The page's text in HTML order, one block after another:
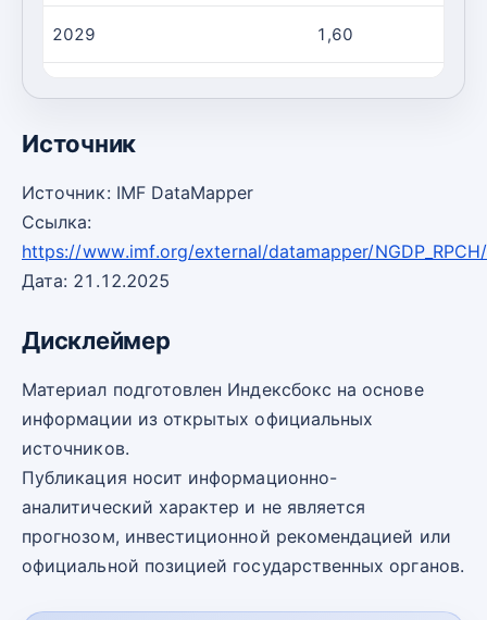
2029 1,60
Источник
Источник: IMF DataMapper
Ссылка:
https://www.imf.org/external/datamapper/
Дата: 21.12.2025
Дисклеймер
Материал подготовлен Индексбокс на основе
информации из открытых официальных
источников.
Публикация носит информационно-
аналитический характер и не является
прогнозом, инвестиционной рекомендацией или
официальной позицией государственных органов.